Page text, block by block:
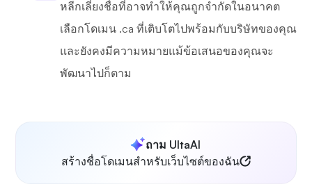
หลีกเลี่ยงชื่อที่อาจทำให้คุณถูกจำกัดในอนาคต
เลือกโดเมน .ca ที่เติบโตไปพร้อมกับบริษัทของคุณ
และยังคงมีความหมายแม้ข้อเสนอของคุณจะ
พัฒนาไปก็ตาม
ถาม UltaAI
สร้างชื่อโดเมนสำหรับเว็บไซต์ของฉัน